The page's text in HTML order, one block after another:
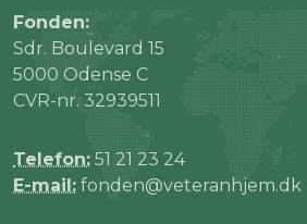
Fonden:
Sdr. Boulevard 15
5000 Odense C
CVR-nr. 32939511
Telefon: 51 21 23 24
E-mail: fonden@veteranhjem.dk